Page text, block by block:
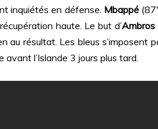
inquiétés en défense. Mbappé
haute. Le but d’Ambros
au résultat. Les bleus s’imposent
avant l’Islande 3 jours plus tard.